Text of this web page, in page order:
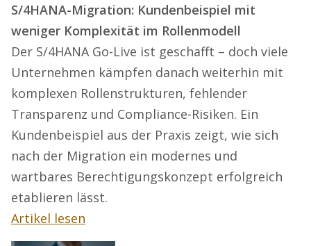
S/4HANA-Migration: Kundenbeispiel mit
weniger Komplexität im Rollenmodell
Der S/4HANA Go-Live ist geschafft – doch viele
Unternehmen kämpfen danach weiterhin mit
komplexen Rollenstrukturen, fehlender
Transparenz und Compliance-Risiken. Ein
Kundenbeispiel aus der Praxis zeigt, wie sich
nach der Migration ein modernes und
wartbares Berechtigungskonzept erfolgreich
etablieren lässt.
Artikel lesen